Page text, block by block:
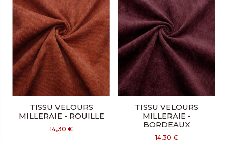
TISSU VELOURS
MILLERAIE - ROUILLE
14,30 €
TISSU VELOURS
MILLERAIE -
BORDEAUX
14,30 €